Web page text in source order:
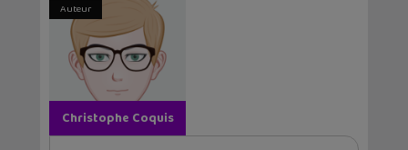
Auteur
Christophe Coquis